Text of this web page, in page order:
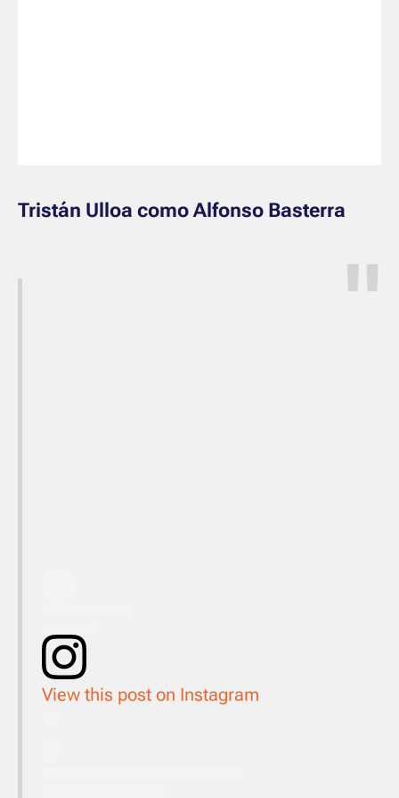
Tristán Ulloa como Alfonso Basterra
View this post on Instagram